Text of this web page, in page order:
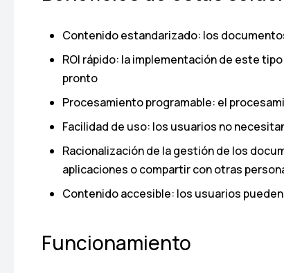
Contenido estandarizado: los
ROI rápido: la implementación de este
pronto
Procesamiento programable: el
Facilidad de uso: los usuarios no
Racionalización de la gestión de los
aplicaciones o compartir con otras
Contenido accesible: los usuarios
Funcionamiento